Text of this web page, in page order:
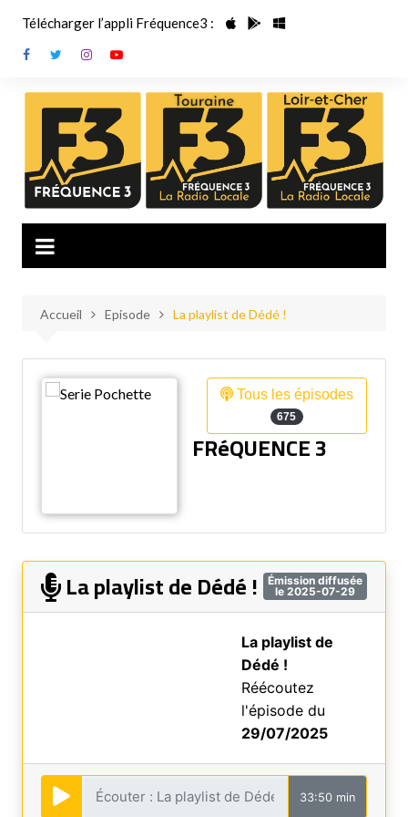
contenu
Télécharger l’appli Fréquence3 :
Accueil Episode La playlist de Dédé !
Tous les épisodes
675
FRéQUENCE 3
Émission diffusée
le 2025-07-29
La playlist de Dédé !
La playlist de
Dédé !
Réécoutez
l'épisode du
29/07/2025
33:50 min